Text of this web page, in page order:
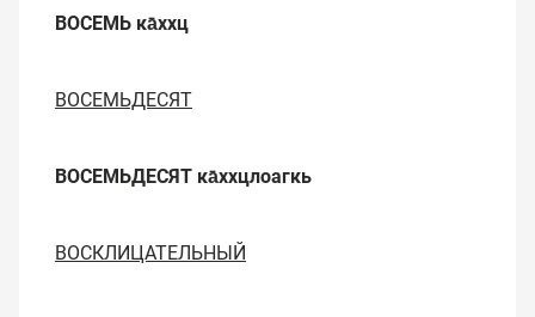
ВОСЕМЬ ка̄ххц
ВОСЕМЬДЕСЯТ
ВОСЕМЬДЕСЯТ ка̄ххцлоагкь
ВОСКЛИЦАТЕЛЬНЫЙ